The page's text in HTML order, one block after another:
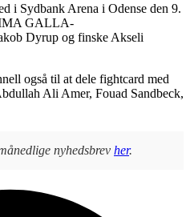
i Sydbank Arena i Odense den 9.
GALLA-
Dyrup og finske Akseli
også til at dele fightcard med
Ali Amer, Fouad Sandbeck,
nyhedsbrev her.